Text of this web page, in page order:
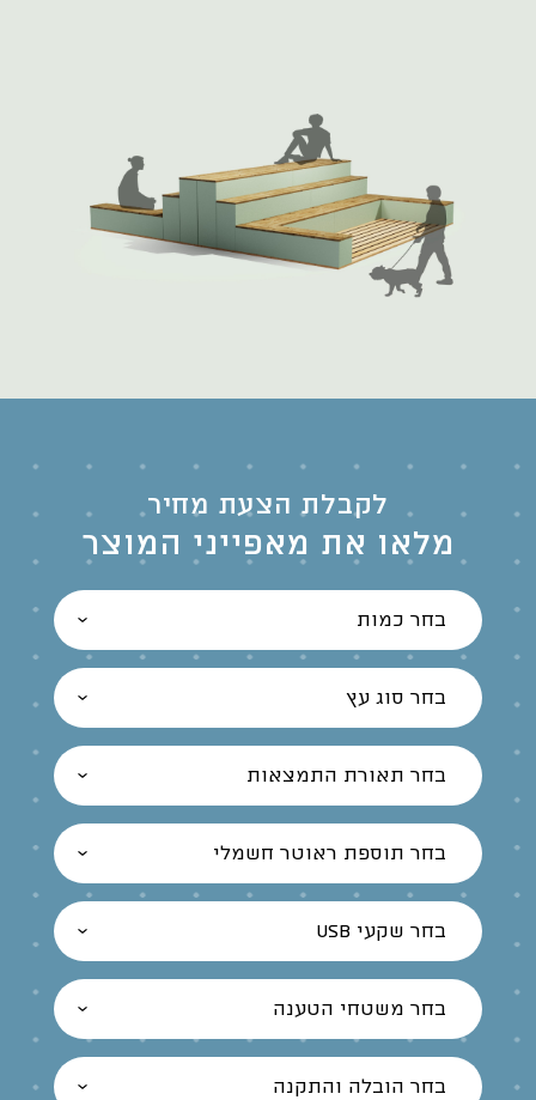
לקבלת הצעת מחיר
מלאו את מאפייני המוצר
בחר כמות
בחר סוג עץ
בחר תאורת התמצאות
בחר תוספת ראוטר חשמלי
בחר שקעי USB
בחר משטחי הטענה
בחר הובלה והתקנה